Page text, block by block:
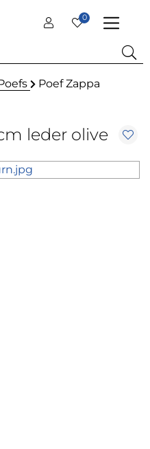
0
Poef Zappa
leder olive